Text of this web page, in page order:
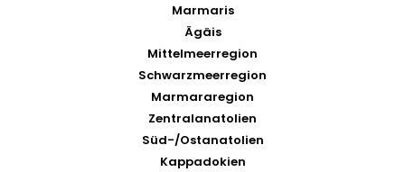
Marmaris
Ägäis
Mittelmeerregion
Schwarzmeerregion
Marmararegion
Zentralanatolien
Süd-/Ostanatolien
Kappadokien